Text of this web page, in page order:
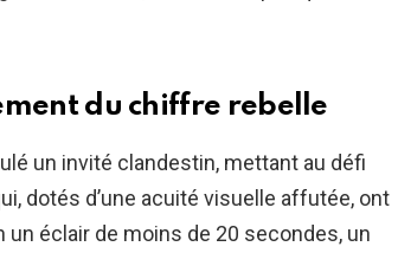
du chiffre rebelle
un invité clandestin, mettant au défi
dotés d’une acuité visuelle affutée, ont
éclair de moins de 20 secondes, un